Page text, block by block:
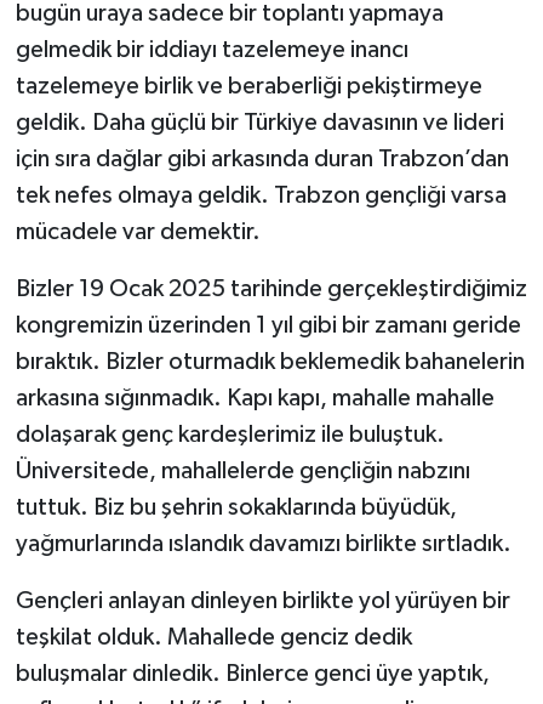
bugün uraya sadece bir toplantı yapmaya
gelmedik bir iddiayı tazelemeye inancı
tazelemeye birlik ve beraberliği pekiştirmeye
geldik. Daha güçlü bir Türkiye davasının ve lideri
için sıra dağlar gibi arkasında duran Trabzon’dan
tek nefes olmaya geldik. Trabzon gençliği varsa
mücadele var demektir.
Bizler 19 Ocak 2025 tarihinde gerçekleştirdiğimiz
kongremizin üzerinden 1 yıl gibi bir zamanı geride
bıraktık. Bizler oturmadık beklemedik bahanelerin
arkasına sığınmadık. Kapı kapı, mahalle mahalle
dolaşarak genç kardeşlerimiz ile buluştuk.
Üniversitede, mahallelerde gençliğin nabzını
tuttuk. Biz bu şehrin sokaklarında büyüdük,
yağmurlarında ıslandık davamızı birlikte sırtladık.
Gençleri anlayan dinleyen birlikte yol yürüyen bir
teşkilat olduk. Mahallede genciz dedik
buluşmalar dinledik. Binlerce genci üye yaptık,